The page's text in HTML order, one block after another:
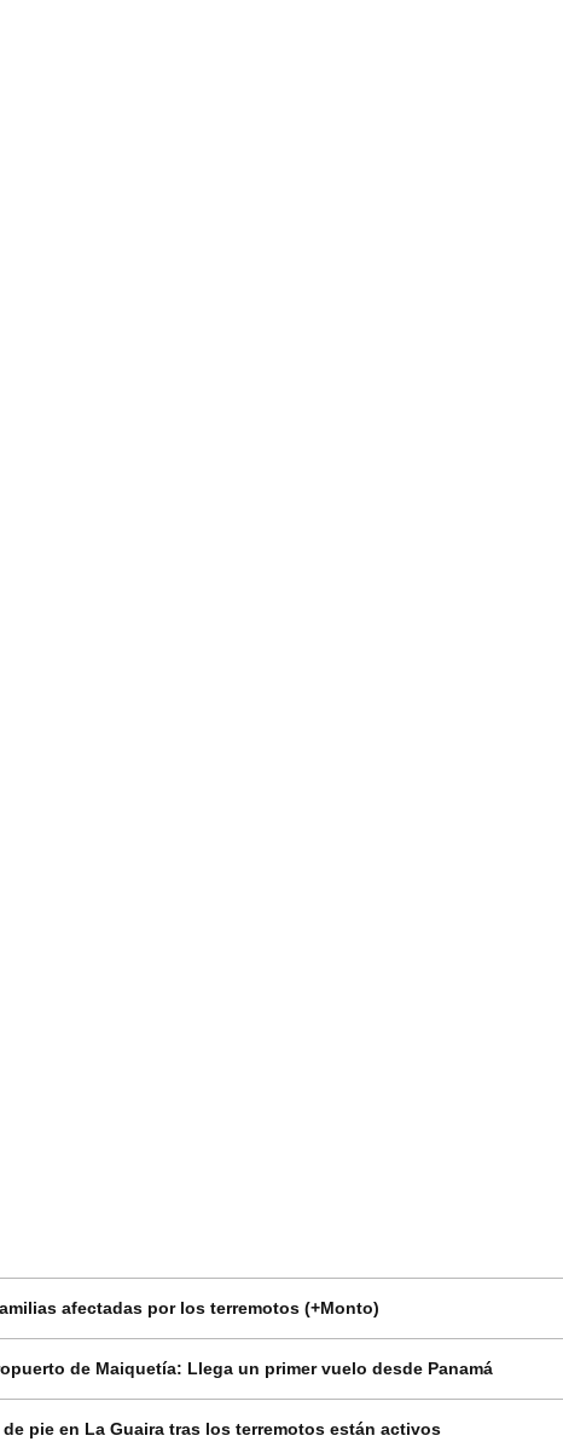
afectadas por los terremotos (+Monto)
de Maiquetía: Llega un primer vuelo desde Panamá
pie en La Guaira tras los terremotos están activos